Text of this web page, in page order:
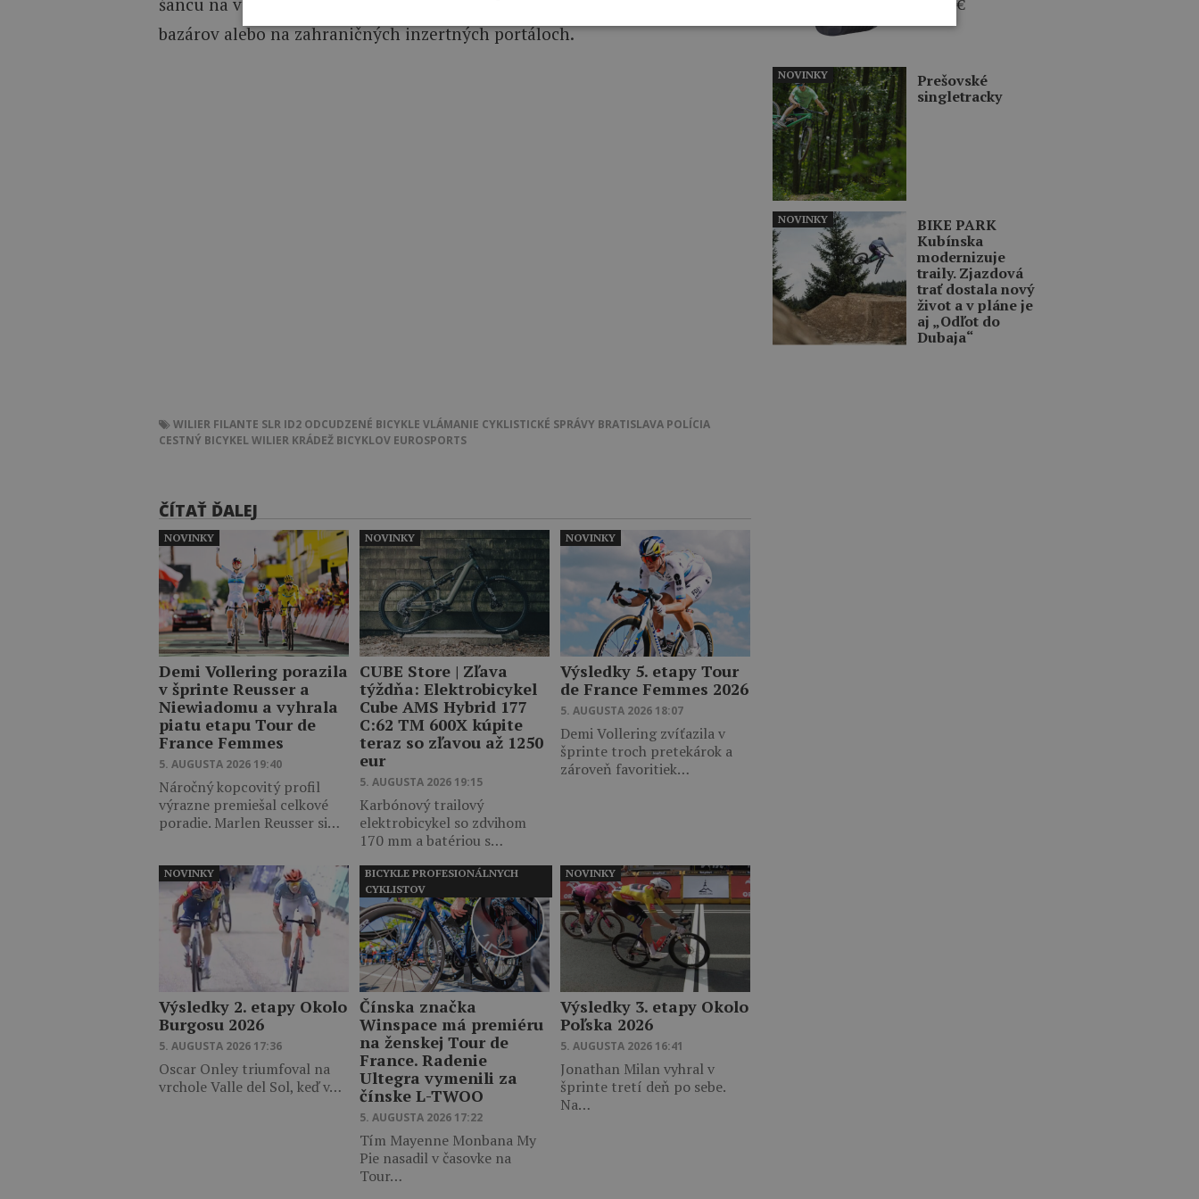
bazárov alebo na zahraničných inzertných portáloch.
WILIER FILANTE SLR ID2 ODCUDZENÉ BICYKLE VLÁMANIE CYKLISTICKÉ SPRÁVY BRATISLAVA POLÍCIA
CESTNÝ BICYKELWILIER KRÁDEŽ BICYKLOV EUROSPORTS
ČÍTAŤ ĎALEJ
Demi Vollering porazila
v šprinte Reusser a
Niewiadomu a vyhrala
piatu etapu Tour de
France Femmes
5. AUGUSTA 2026 19:40
Náročný kopcovitý profil
výrazne premiešal celkové
poradie. Marlen Reusser si…
NOVINKY
CUBE Store | Zľava
týždňa: Elektrobicykel
Cube AMS Hybrid 177
C:62 TM 600X kúpite
teraz so zľavou až 1250
eur
5. AUGUSTA 2026 19:15
Karbónový trailový
elektrobicykel so zdvihom
170 mm a batériou s…
NOVINKY
Výsledky 5. etapy Tour
de France Femmes 2026
5. AUGUSTA 2026 18:07
Demi Vollering zvíťazila v
šprinte troch pretekárok a
zároveň favoritiek…
NOVINKY
Výsledky 2. etapy Okolo
Burgosu 2026
5. AUGUSTA 2026 17:36
Oscar Onley triumfoval na
vrchole Valle del Sol, keď v…
NOVINKY
Čínska značka
Winspace má premiéru
na ženskej Tour de
France. Radenie
Ultegra vymenili za
čínske L-TWOO
5. AUGUSTA 2026 17:22
Tím Mayenne Monbana My
Pie nasadil v časovke na
Tour…
BICYKLE PROFESIONÁLNYCH
CYKLISTOV
Výsledky 3. etapy Okolo
Poľska 2026
5. AUGUSTA 2026 16:41
Jonathan Milan vyhral v
šprinte tretí deň po sebe.
Na…
NOVINKY
€
Prešovské
singletracky
NOVINKY
BIKE PARK
Kubínska
modernizuje
traily. Zjazdová
trať dostala nový
život a v pláne je
aj „Odľot do
Dubaja“
NOVINKY